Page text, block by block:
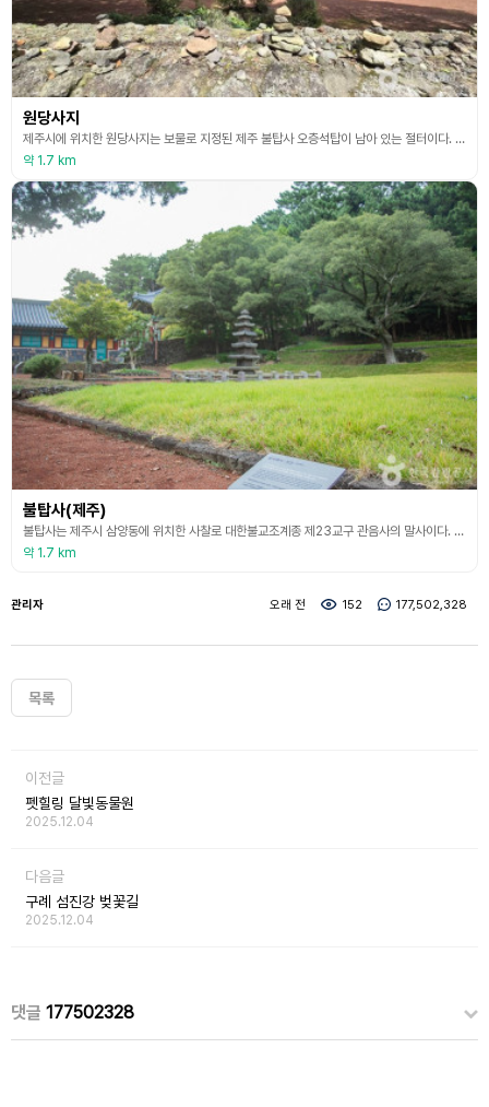
원당사지
제주시에 위치한 원당사지는 보물로 지정된 제주 불탑사 오층석탑이 남아 있는 절터이다. 고려시대에 탐라가 원나라의 지배 아래에 있을 때 원나라 사람들이 세운 절 중의 하나가 원당사였다. 원나라 기황후가 고려의 풍수가들까지 동원하여 명당자리에 절을 지어 불공을 드리기 위하여 세웠다는 전설이 있다. 원당사는 없어졌지만, 17세기 중엽까지 존속되었던 것으로 보이며 당시 경내에 있던 석탑은 그대로 남아 고려시대 사찰의 면모를 보여주고 있으며, 원당사지에는 불탑사
약 1.7 km
불탑사(제주)
불탑사는 제주시 삼양동에 위치한 사찰로 대한불교조계종 제23교구 관음사의 말사이다. 불탑사는 원당봉 기슭에 자리하고 있다. 불탑사의 원찰인 원당사는 고려 말 제주도의 3대 사찰 중 하나였다. 1948년에 발생한 제주 4.3 사건 당시 사찰 대부분이 파손되었으며 1953년에 재건했다. 이후 여러 차례의 보수와 확장 작업을 거쳐 오늘에 이른다. 현재 경내에는 대웅전, 요사채, 종각, 천왕문 등이 있으며 특히 이곳에 보존된 오층석탑은 제주도 유일의 고려시대
약 1.7 km
관리자 오래 전 152 177,502,328
목록
이전글
펫힐링 달빛동물원
2025.12.04
다음글
구례 섬진강 벚꽃길
2025.12.04
댓글 177502328